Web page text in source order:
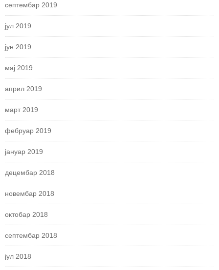
септембар 2019
јул 2019
јун 2019
мај 2019
април 2019
март 2019
фебруар 2019
јануар 2019
децембар 2018
новембар 2018
октобар 2018
септембар 2018
јул 2018